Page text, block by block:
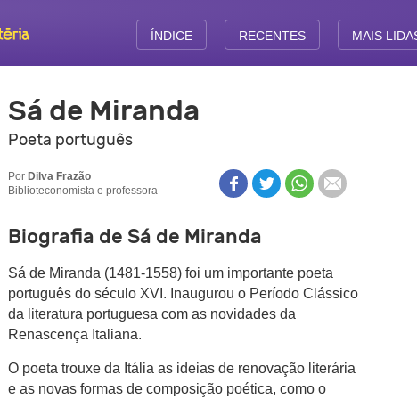
ÍNDICE RECENTES MAIS
Sá de Miranda
Poeta português
Por Dilva Frazão
Biblioteconomista e professora
Biografia de Sá de Miranda
Sá de Miranda (1481-1558) foi um importante poeta
português do século XVI. Inaugurou o Período Clássico
da literatura portuguesa com as novidades da
Renascença Italiana.
O poeta trouxe da Itália as ideias de renovação literária
e as novas formas de composição poética, como o